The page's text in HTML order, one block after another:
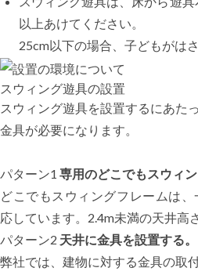
以上あけてください。
25cm以下の場合、子どもがは
スウィング遊具の設置
スウィング遊具を設置するにあた
金具が必要になります。
パターン1 専用のどこでもスウィ
どこでもスウィングフレームは
応しています。2.4m未満の天井高
パターン2 天井に金具を設置する。
弊社では、建物に対する金具の取